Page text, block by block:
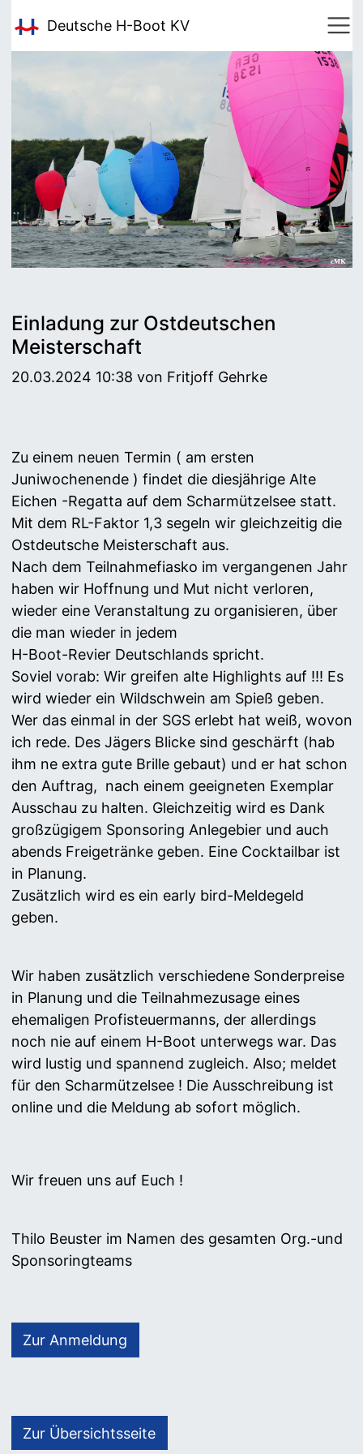
Deutsche H-Boot KV
Einladung zur Ostdeutschen
Meisterschaft
20.03.2024 10:38 von Fritjoff Gehrke
Zu einem neuen Termin ( am ersten
Juniwochenende ) findet die diesjährige Alte
Eichen -Regatta auf dem Scharmützelsee statt.
Mit dem RL-Faktor 1,3 segeln wir gleichzeitig die
Ostdeutsche Meisterschaft aus.
Nach dem Teilnahmefiasko im vergangenen Jahr
haben wir Hoffnung und Mut nicht verloren,
wieder eine Veranstaltung zu organisieren, über
die man wieder in jedem
H-Boot-Revier Deutschlands spricht.
Soviel vorab: Wir greifen alte Highlights auf !!! Es
wird wieder ein Wildschwein am Spieß geben.
Wer das einmal in der SGS erlebt hat weiß, wovon
ich rede. Des Jägers Blicke sind geschärft (hab
ihm ne extra gute Brille gebaut) und er hat schon
den Auftrag, nach einem geeigneten Exemplar
Ausschau zu halten. Gleichzeitig wird es Dank
großzügigem Sponsoring Anlegebier und auch
abends Freigetränke geben. Eine Cocktailbar ist
in Planung.
Zusätzlich wird es ein early bird-Meldegeld
geben.
Wir haben zusätzlich verschiedene Sonderpreise
in Planung und die Teilnahmezusage eines
ehemaligen Profisteuermanns, der allerdings
noch nie auf einem H-Boot unterwegs war. Das
wird lustig und spannend zugleich. Also; meldet
für den Scharmützelsee ! Die Ausschreibung ist
online und die Meldung ab sofort möglich.
Wir freuen uns auf Euch !
Thilo Beuster im Namen des gesamten Org.-und
Sponsoringteams
Zur Anmeldung
Zur Übersichtsseite